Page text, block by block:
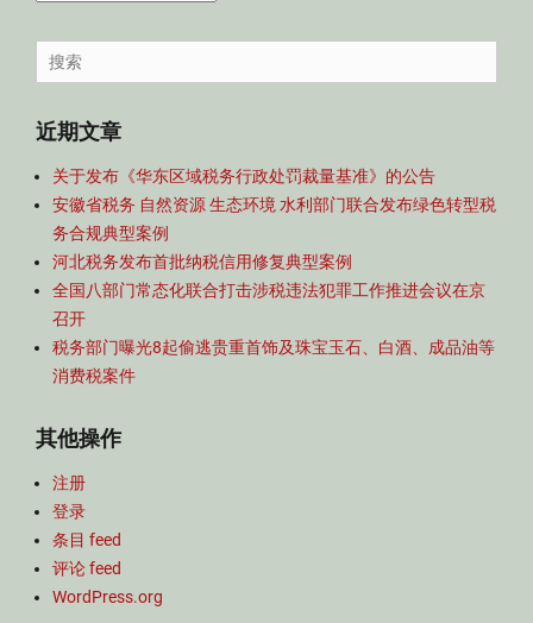
导
航
Search
for:
近期文章
关于发布《华东区域税务行政处罚裁量基准》的公告
安徽省税务 自然资源 生态环境 水利部门联合发布绿色转型税
务合规典型案例
河北税务发布首批纳税信用修复典型案例
全国八部门常态化联合打击涉税违法犯罪工作推进会议在京
召开
税务部门曝光8起偷逃贵重首饰及珠宝玉石、白酒、成品油等
消费税案件
其他操作
注册
登录
条目 feed
评论 feed
WordPress.org